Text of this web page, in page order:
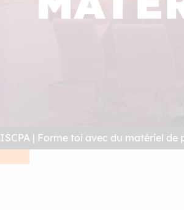
ISCPA | Forme toi avec du matériel de